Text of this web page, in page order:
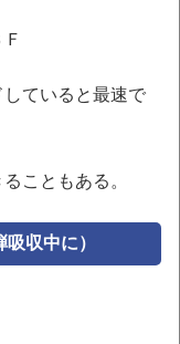
ていると最速で
こともある。
収中に）